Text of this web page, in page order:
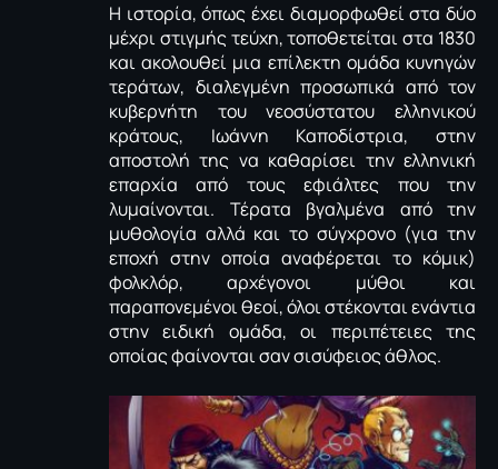
Η ιστορία, όπως έχει διαμορφωθεί στα δύο
μέχρι στιγμής τεύχη, τοποθετείται στα 1830
και ακολουθεί μια επίλεκτη ομάδα κυνηγών
τεράτων, διαλεγμένη προσωπικά από τον
κυβερνήτη του νεοσύστατου ελληνικού
κράτους, Ιωάννη Καποδίστρια, στην
αποστολή της να καθαρίσει την ελληνική
επαρχία από τους εφιάλτες που την
λυμαίνονται. Τέρατα βγαλμένα από την
μυθολογία αλλά και το σύγχρονο (για την
εποχή στην οποία αναφέρεται το κόμικ)
φολκλόρ, αρχέγονοι μύθοι και
παραπονεμένοι θεοί, όλοι στέκονται ενάντια
στην ειδική ομάδα, οι περιπέτειες της
οποίας φαίνονται σαν σισύφειος άθλος.